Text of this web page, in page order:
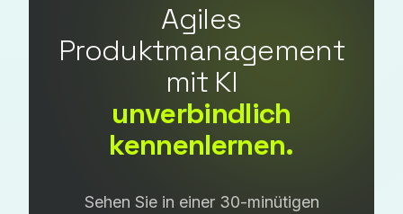
Agiles
Produktmanagement
mit KI
unverbindlich
kennenlernen.
Sehen Sie in einer 30-minütigen